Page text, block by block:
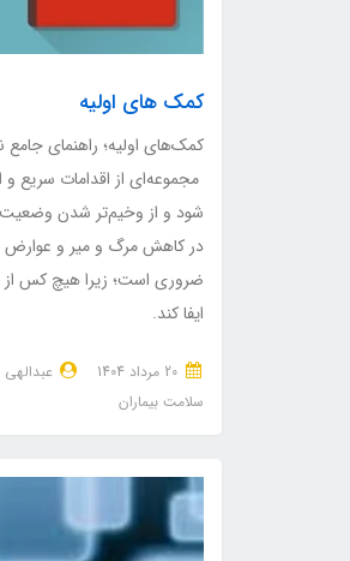
کمک های اولیه
کمک‌های
مجموعه‌ای از اقدامات سریع
شود و از وخیم‌تر شدن وضعیت
در کاهش مرگ و میر و عوارض
ضروری است؛ زیرا هیچ کس
ایفا کند.
عبدالهی
سلامت بیماران